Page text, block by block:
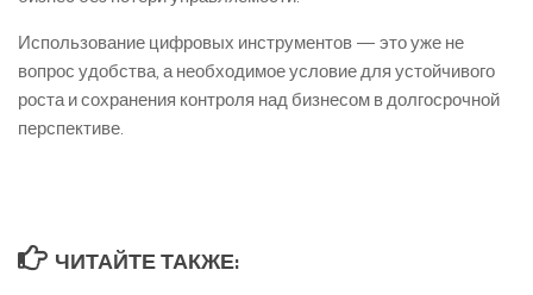
Использование цифровых инструментов — это уже не
вопрос удобства, а необходимое условие для устойчивого
роста и сохранения контроля над бизнесом в долгосрочной
перспективе.
ЧИТАЙТЕ ТАКЖЕ: